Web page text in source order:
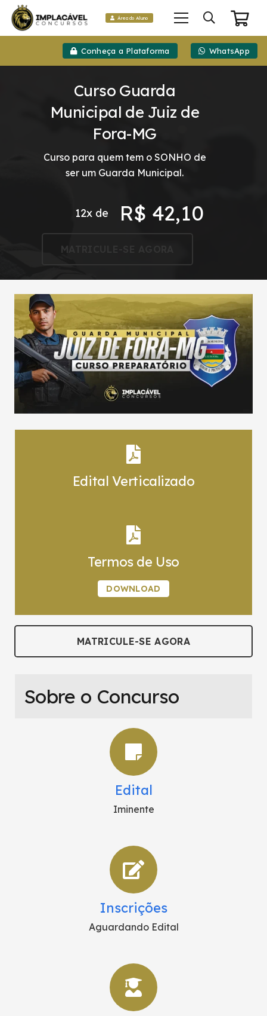
Área do Aluno
Conheça a Plataforma WhatsApp
Curso Guarda
Municipal de Juiz de
Fora-MG
Curso para quem tem o SONHO de
ser um Guarda Municipal.
12x de R$ 42,10
MATRICULE-SE AGORA
Edital Verticalizado
Termos de Uso
DOWNLOAD
MATRICULE-SE AGORA
Sobre o Concurso
Edital
Iminente
Inscrições
Aguardando Edital